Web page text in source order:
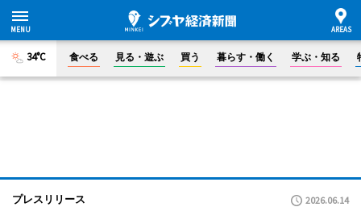
34°C 食べる 見る・遊ぶ 買う 暮らす・働く 学ぶ・知る
プレスリリース 2026.06.14